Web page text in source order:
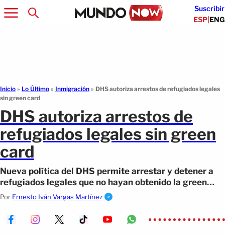
Suscribir
ESP|ENG
Inicio » Lo Último » Inmigración » DHS autoriza arrestos de refugiados legales
sin green card
DHS autoriza arrestos de
refugiados legales sin green
card
Nueva política del DHS permite arrestar y detener a
refugiados legales que no hayan obtenido la green
card tras un año en EE.UU.
Por Ernesto Iván Vargas Martínez